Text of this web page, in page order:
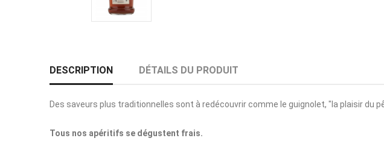
DESCRIPTION DÉTAILS DU PRODUIT
Des saveurs plus traditionnelles sont à redécouvrir comme le guignolet, "la plaisir du
Tous nos apéritifs se dégustent frais.